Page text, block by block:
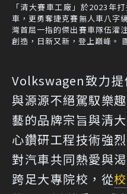
「清大賽車工廠」於2023年
車，更勇奪捷克賽無人車八字
灣首屈一指的傑出賽車隊伍灌
創造，日新又新，登上巔峰。
Volkswagen致力
與源源不絕駕馭樂
藝的品牌宗旨與清
心鑽研工程技術強
對汽車共同熱愛與
跨足大專院校，從